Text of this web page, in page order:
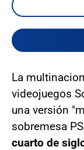
La
videojuegos
una versión
sobremesa
cuarto de